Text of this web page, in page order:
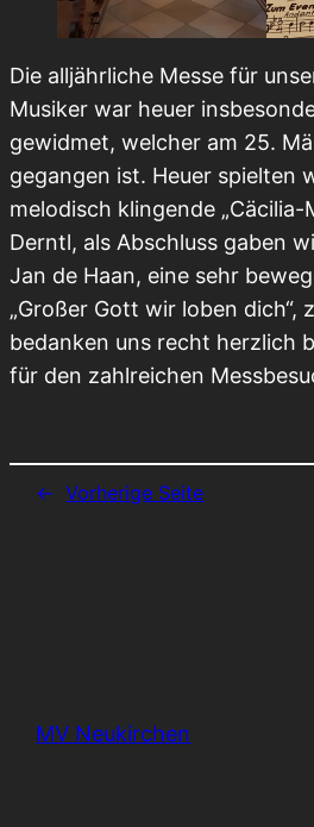
Die alljährliche Messe für
Musiker war heuer
gewidmet, welcher am 25.
gegangen ist. Heuer spielten
melodisch klingende „Cäcilia-
Derntl, als Abschluss gaben
Jan de Haan, eine sehr
„Großer Gott wir loben dich“,
bedanken uns recht herzlich
für den zahlreichen
← Vorherige Seite
MV Neukirchen